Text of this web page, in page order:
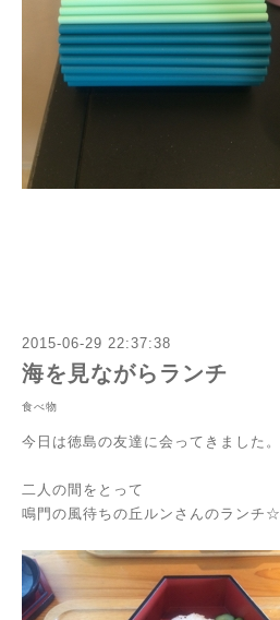
2015-06-29 22:37:38
海を見ながらランチ
食べ物
今日は徳島の友達に会ってきました。
二人の間をとって
鳴門の風待ちの丘ルンさんのランチ☆